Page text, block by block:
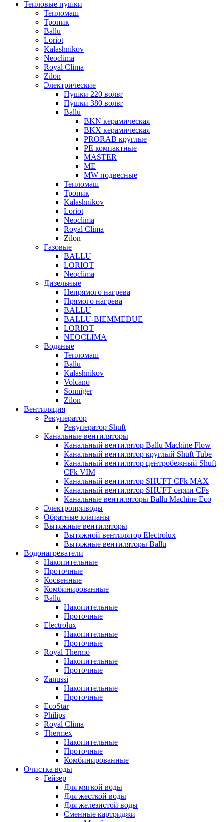
Тепловые пушки
Тепломаш
Тропик
Ballu
Loriot
Kalashnikov
Neoclima
Royal Clima
Zilon
Электрические
Пушки 220 вольт
Пушки 380 вольт
Ballu
BKN керамическая
BKX керамическая
PRORAB круглые
PE компактные
MASTER
МЕ
MW подвесные
Тепломаш
Тропик
Kalashnikov
Loriot
Neoclima
Royal Clima
Zilon
Газовые
BALLU
LORIOT
Neoclima
Дизельные
Непрямого нагрева
Прямого нагрева
BALLU
BALLU-BIEMMEDUE
LORIOT
NEOCLIMA
Водяные
Тепломаш
Ballu
Kalashnikov
Volcano
Sonniger
Zilon
Вентиляция
Рекуператор
Рекуператор Shuft
Канальные вентиляторы
Канальный вентилятор Ballu Machine Flow
Канальный вентилятор круглый Shuft Tube
Канальный вентилятор центробежный Shuft
CFk VIM
Канальный вентилятор SHUFT CFk MAX
Канальный вентилятор SHUFT серии CFs
Канальные вентиляторы Ballu Machine Eco
Электроприводы
Обратные клапаны
Вытяжные вентиляторы
Вытяжной вентилятор Electrolux
Вытяжные вентиляторы Ballu
Водонагреватели
Накопительные
Проточные
Косвенные
Комбинированные
Ballu
Накопительные
Проточные
Electrolux
Накопительные
Проточные
Royal Thermo
Накопительные
Проточные
Zanussi
Накопительные
Проточные
EcoStar
Philips
Royal Clima
Thermex
Накопительные
Проточные
Комбинированные
Очистка воды
Гейзер
Для мягкой воды
Для жесткой воды
Для железистой воды
Сменные картриджи